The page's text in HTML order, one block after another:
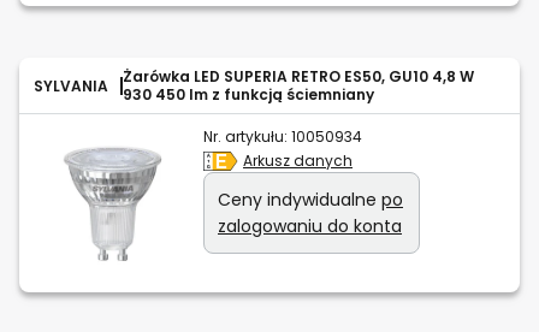
SYLVANIA
Żarówka LED SUPERIA RETRO ES50, GU10 4,8 W
930 450 lm z funkcją ściemniany
Nr. artykułu: 10050934
Arkusz danych
Ceny indywidualne po
zalogowaniu do konta